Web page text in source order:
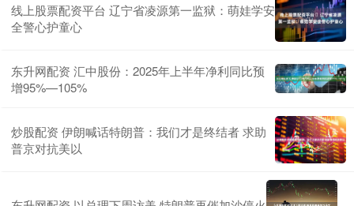
线上股票配资平台 ​辽宁省凌源第一监狱：萌娃学安
全警心护童心
东升网配资 汇中股份：2025年上半年净利同比预
增95%—105%
炒股配资 伊朗喊话特朗普：我们才是终结者 求助
普京对抗美以